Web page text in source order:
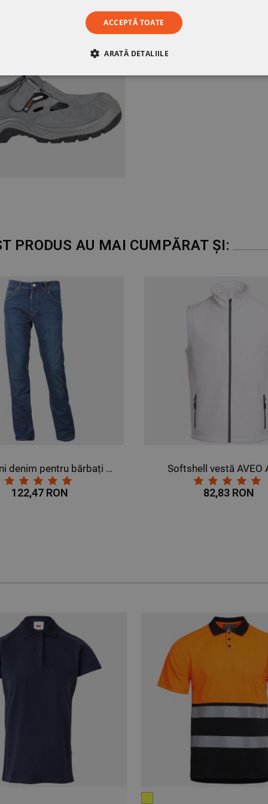
PRODUS AU MAI CUMPĂRAT ȘI:
vestă AVEO ALBĂ
82,83 RON 27,22 RON
ACCEPTĂ TOATE
ARATĂ DETALIILE
DE PERFORMANȚĂ